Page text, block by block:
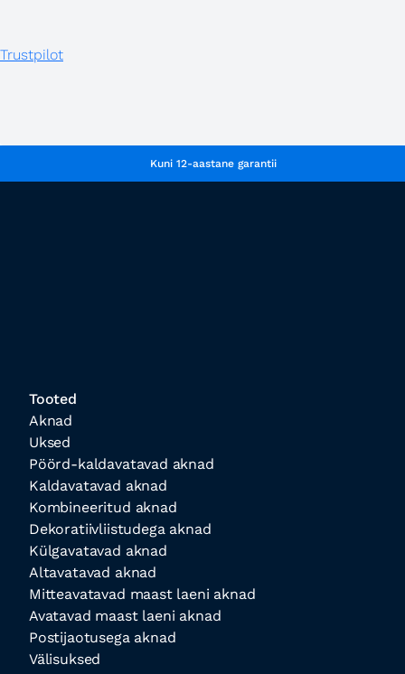
Trustpilot
Kuni 12-aastane garantii
Tooted
Aknad
Uksed
Pöörd-kaldavatavad aknad
Kaldavatavad aknad
Kombineeritud aknad
Dekoratiivliistudega aknad
Külgavatavad aknad
Altavatavad aknad
Mitteavatavad maast laeni aknad
Avatavad maast laeni aknad
Postijaotusega aknad
Välisuksed